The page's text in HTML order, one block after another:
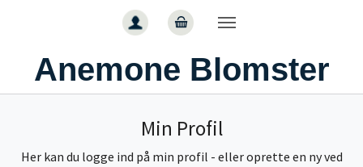
Anemone Blomster
Min Profil
Her kan du logge ind på min profil - eller oprette en ny ved